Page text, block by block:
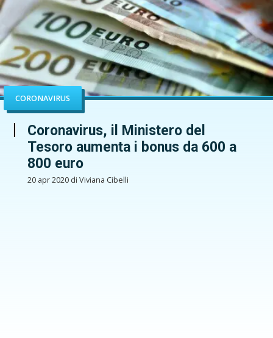
CORONAVIRUS
Coronavirus, il Ministero del
Tesoro aumenta i bonus da 600 a
800 euro
20 apr 2020 di Viviana Cibelli